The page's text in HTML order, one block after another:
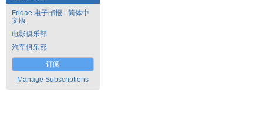
Fridae 电子邮报 - 简体中
文版
电影俱乐部
汽车俱乐部
订阅
Manage Subscriptions